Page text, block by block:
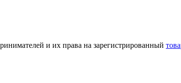
и их права на зарегистрированный